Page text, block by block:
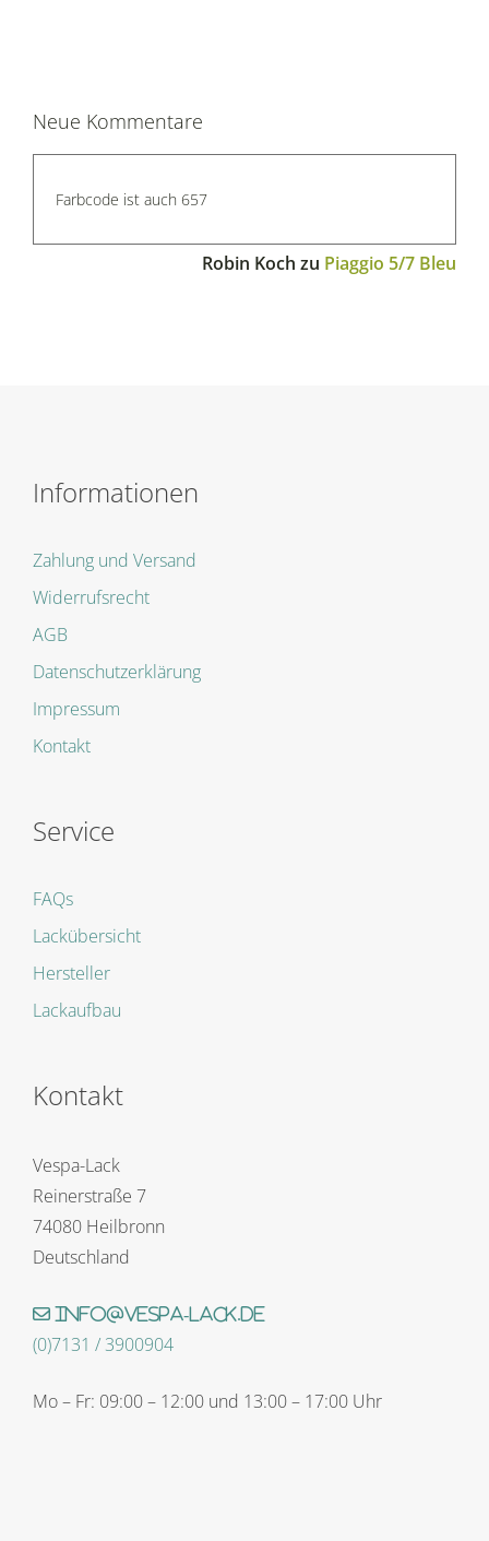
Neue Kommentare
Farbcode ist auch 657
Robin Koch zu Piaggio 5/7 Bleu
Informationen
Zahlung und Versand
Widerrufsrecht
AGB
Datenschutzerklärung
Impressum
Kontakt
Service
FAQs
Lackübersicht
Hersteller
Lackaufbau
Kontakt
Vespa-Lack
Reinerstraße 7
74080 Heilbronn
Deutschland
info@vespa-lack.de
(0)7131 / 3900904
Mo – Fr: 09:00 – 12:00 und 13:00 – 17:00 Uhr